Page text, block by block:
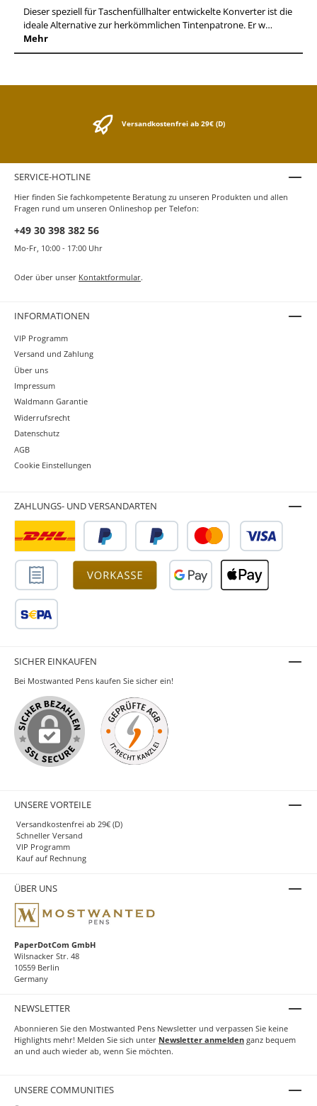
Dieser speziell für Taschenfüllhalter entwickelte Konverter ist die
ideale Alternative zur herkömmlichen Tintenpatrone. Er w…
Mehr
Versandkostenfrei ab 29€ (D)
SERVICE-HOTLINE
Hier finden Sie fachkompetente Beratung zu unseren Produkten und allen
Fragen rund um unseren Onlineshop per Telefon:
+49 30 398 382 56
Mo-Fr, 10:00 - 17:00 Uhr
Oder über unser Kontaktformular.
INFORMATIONEN
VIP Programm
Versand und Zahlung
Über uns
Impressum
Waldmann Garantie
Widerrufsrecht
Datenschutz
AGB
Cookie Einstellungen
ZAHLUNGS- UND VERSANDARTEN
SICHER EINKAUFEN
Bei Mostwanted Pens kaufen Sie sicher ein!
UNSERE VORTEILE
Versandkostenfrei ab 29€ (D)
Schneller Versand
VIP Programm
Kauf auf Rechnung
ÜBER UNS
PaperDotCom GmbH
Wilsnacker Str. 48
10559 Berlin
Germany
NEWSLETTER
Abonnieren Sie den Mostwanted Pens Newsletter und verpassen Sie keine
Highlights mehr! Melden Sie sich unter Newsletter anmelden ganz bequem
an und auch wieder ab, wenn Sie möchten.
UNSERE COMMUNITIES